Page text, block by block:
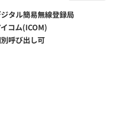
タル簡易無線登録局
コム(ICOM)
呼び出し可